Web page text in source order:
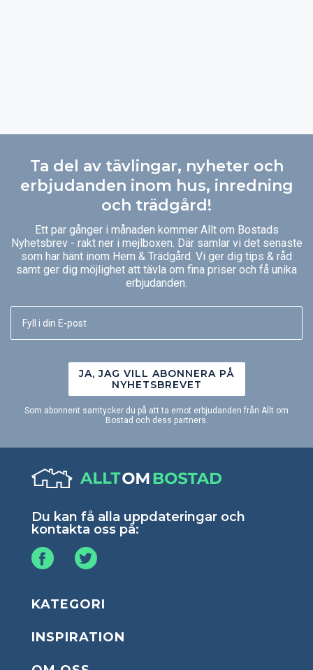
Ta del av tävlingar, nyheter och
erbjudanden inom hus, inredning
och trädgård!
Ett par gånger i månaden kommer Allt om Bostads
Nyhetsbrev - rakt ner i mejlboxen. Där samlar vi det senaste
som har hänt inom Hem & Trädgård. Vi ger dig tips & råd
samt ger dig möjlighet att tävla om fina priser och få unika
erbjudanden.
JA, JAG VILL ABONNERA PÅ
NYHETSBREVET
Som abonnent samtycker du på att ta emot erbjudanden från Allt om
Bostad och dess partners.
Du kan få alla uppdateringar och
kontakta oss på:
KATEGORI
INSPIRATION